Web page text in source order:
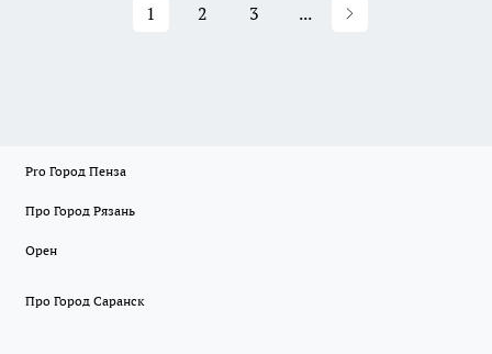
1 2 3 ...
Pro Город Пенза
Про Город Рязань
Орен
Про Город Саранск